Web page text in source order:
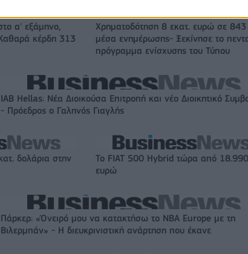
α' εξάμηνο,
κέρδη 313
Χρηματοδότηση 8 εκατ. ευρώ σε 843
μέσα ενημέρωσης- Ξεκίνησε το
πρόγραμμα ενίσχυσης του Τύπου
IAB Hellas: Νέα Διοικούσα Επιτροπή και νέο Διοικητικό
- Πρόεδρος ο Γαληνός Γιαγλής
δολάρια στην
Το FIAT 500 Hybrid τώρα από 18.990
ευρώ
Πάρκερ: «Όνειρό μου να κατακτήσω το ΝΒΑ Europe με τη
Βιλερμπάν» - Η διευκρινιστική ανάρτηση που έκανε